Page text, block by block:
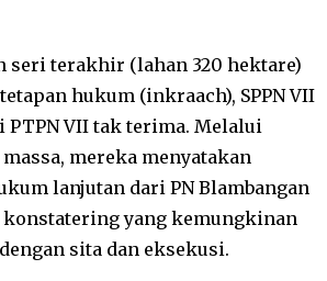
seri terakhir (lahan 320 hektare)
hukum (inkraach), SPPN VII
PTPN VII tak terima. Melalui
mereka menyatakan
lanjutan dari PN Blambangan
yang kemungkinan
sita dan eksekusi.